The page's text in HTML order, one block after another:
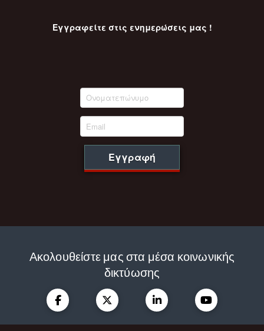
Εγγραφείτε στις ενημερώσεις μας !
Εγγραφή
Ακολουθείστε μας στα μέσα κοινωνικής
δικτύωσης